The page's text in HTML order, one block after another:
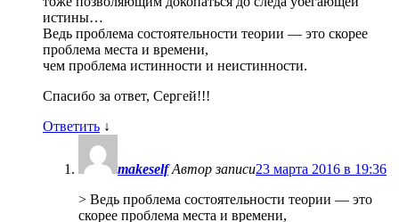
истины…
Ведь проблема состоятельности теории — это скорее
проблема места и времени,
чем проблема истинности и неистинности.
Спасибо за ответ, Сергей!!!
Ответить ↓
makeself Автор записи23 марта 2016 в 19:36
> Ведь проблема состоятельности теории — это
скорее проблема места и времени,